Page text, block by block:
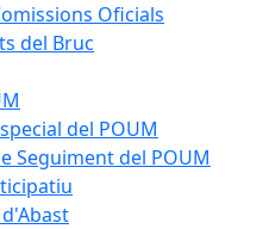
Oficials
del Bruc
del POUM
Seguiment del POUM